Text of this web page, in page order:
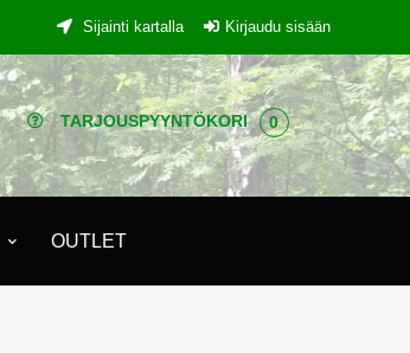
Sijainti kartalla Kirjaudu sisään
TARJOUSPYYNTÖKORI 0
OUTLET